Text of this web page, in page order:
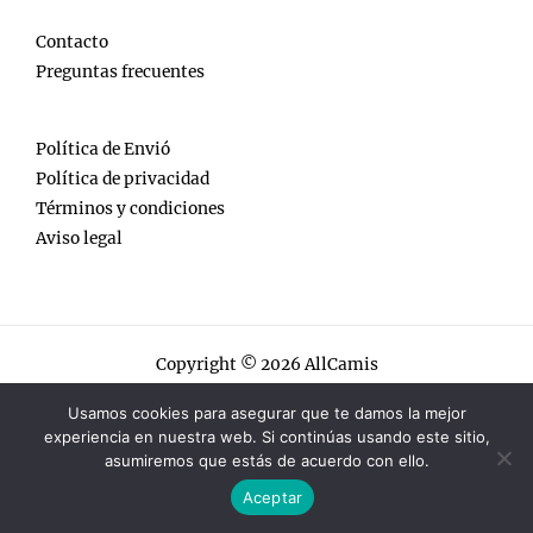
Contacto
Preguntas frecuentes
Política de Envió
Política de privacidad
Términos y condiciones
Aviso legal
Copyright © 2026 AllCamis
AllCamis
Usamos cookies para asegurar que te damos la mejor
experiencia en nuestra web. Si continúas usando este sitio,
asumiremos que estás de acuerdo con ello.
Aceptar